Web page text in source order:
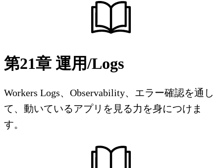
第21章 運用/Logs
Workers Logs、Observability、エラー確認を通し
て、動いているアプリを見る力を身につけま
す。